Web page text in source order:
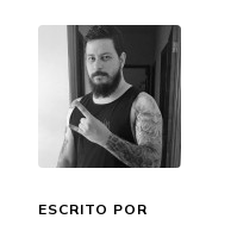
ESCRITO POR